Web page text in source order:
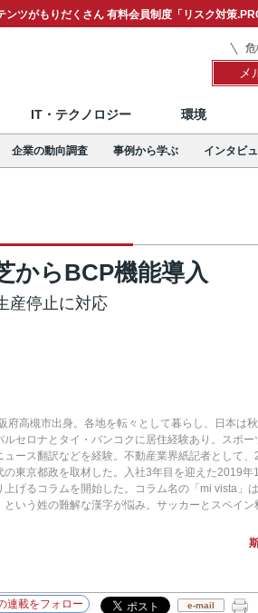
ンツがもりだくさん 有料会員制度「リスク対策
メ
IT・テクノロジー 環境
企業の動向調査 事例から学ぶ インタビ
からBCP機能導入
産停止に対応
府高槻市出身。各地を転々として暮らし、日本は
ルセロナとタイ・バンコクに居住経験あり。スポ
ュース翻訳などを経験。不動産業界紙記者として
の東京都政を取材した。入社3年目を迎えた2019年
上げるコラムを開始した。コラム名の「mi vista」
いう姓の難解な漢字が悩み。サッカーとスペイン
e-mail